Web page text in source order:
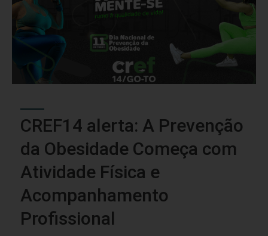
CREF14 alerta: A Prevenção
da Obesidade Começa com
Atividade Física e
Acompanhamento
Profissional